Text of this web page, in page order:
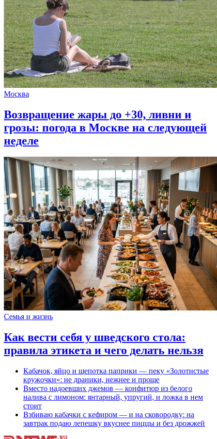
Москва
Возвращение жары до +30, ливни и
грозы: погода в Москве на следующей
неделе
Семья и жизнь
Как вести себя у шведского стола:
правила этикета и чего делать нельзя
Кабачок, яйцо и щепотка паприки — пеку «Золотистые
кружочки»: не драники, нежнее и проще
Вместо надоевших джемов — конфитюр из белого
налива с лимоном: янтарный, упругий, и ложка в нем
стоит
Взбиваю кабачки с кефиром — и на сковородку: на
завтрак подаю лепешку вкуснее пиццы и без дрожжей